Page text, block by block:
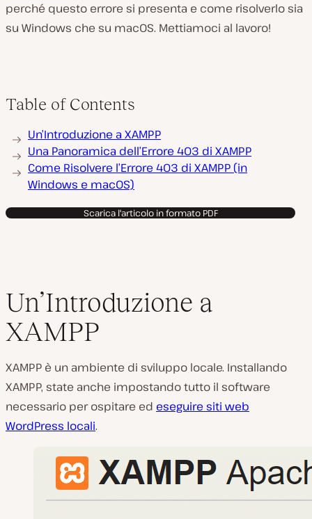
perché questo errore si presenta e come risolverlo sia
su Windows che su macOS. Mettiamoci al lavoro!
Table of Contents
Un’Introduzione a XAMPP
Una Panoramica dell’Errore 403 di XAMPP
Come Risolvere l’Errore 403 di XAMPP (in
Windows e macOS)
Scarica l'articolo in formato PDF
Un’Introduzione a
XAMPP
XAMPP è un ambiente di sviluppo locale. Installando
XAMPP, state anche impostando tutto il software
necessario per ospitare ed eseguire siti web
WordPress locali.